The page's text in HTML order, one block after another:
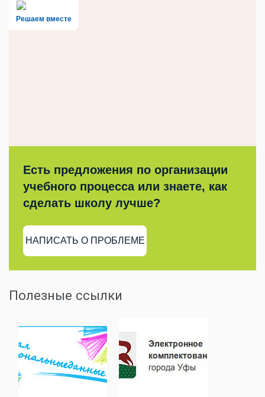
Решаем вместе
Есть предложения по организации
учебного процесса или знаете, как
сделать школу лучше?
НАПИСАТЬ О ПРОБЛЕМЕ
Полезные ссылки